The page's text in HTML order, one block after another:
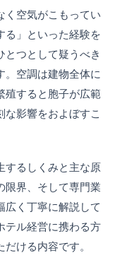
く空気がこもってい
る」といった経験を
とつとして疑うべき
。空調は建物全体に
殖すると胞子が広範
な影響をおよぼすこ
するしくみと主な原
限界、そして専門業
広く丁寧に解説して
テル経営に携わる方
ける内容です。